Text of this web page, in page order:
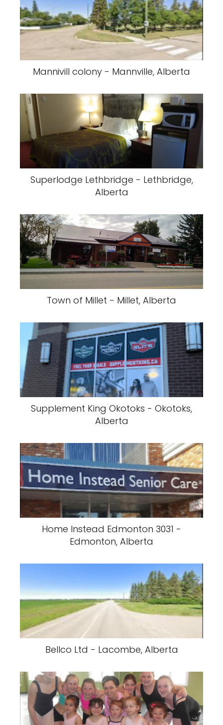
Mannivill colony - Mannville, Alberta
Superlodge Lethbridge - Lethbridge,
Alberta
Town of Millet - Millet, Alberta
Supplement King Okotoks - Okotoks,
Alberta
Home Instead Edmonton 3031 -
Edmonton, Alberta
Bellco Ltd - Lacombe, Alberta